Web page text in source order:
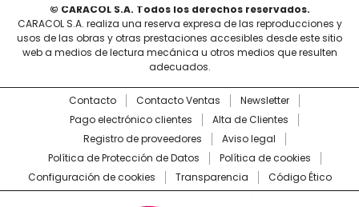
© CARACOL S.A. Todos los derechos reservados.
CARACOL S.A. realiza una reserva expresa de las reproducciones y
usos de las obras y otras prestaciones accesibles desde este sitio
web a medios de lectura mecánica u otros medios que resulten
adecuados.
Contacto Contacto Ventas
Newsletter
Pago electrónico clientes
Alta de Clientes
Registro de proveedores
Aviso legal
Política de Protección de Datos
Política de cookies
Configuración de cookies
Transparencia Código Ético